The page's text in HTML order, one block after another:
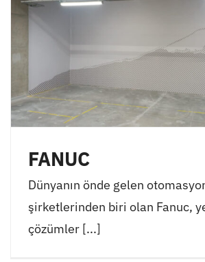
FANUC
Dünyanın önde gelen
şirketlerinden biri olan Fanuc,
çözümler [...]